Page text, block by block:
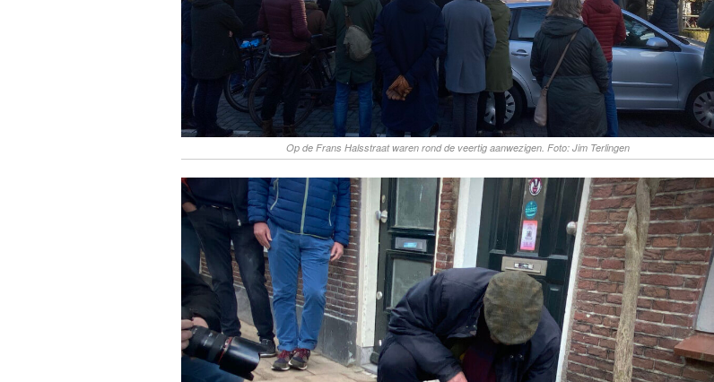
Op de Frans Halsstraat waren rond de veertig aanwezigen. Foto: Jim Terlingen